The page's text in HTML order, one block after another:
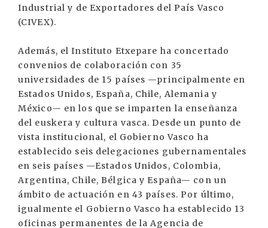
Industrial y de Exportadores del País Vasco
(CIVEX).
Además, el Instituto Etxepare ha concertado
convenios de colaboración con 35
universidades de 15 países —principalmente en
Estados Unidos, España, Chile, Alemania y
México— en los que se imparten la enseñanza
del euskera y cultura vasca. Desde un punto de
vista institucional, el Gobierno Vasco ha
establecido seis delegaciones gubernamentales
en seis países —Estados Unidos, Colombia,
Argentina, Chile, Bélgica y España— con un
ámbito de actuación en 43 países. Por último,
igualmente el Gobierno Vasco ha establecido 13
oficinas permanentes de la Agencia de